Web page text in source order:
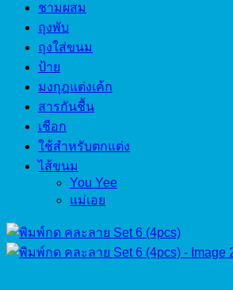
ชามผสม
ถุงพับ
ถุงใส่ขนม
ป้าย
มงกุฎแต่งเค้ก
สารกันชื้น
เชือก
ใช้สำหรับตกแต่ง
ไส้ขนม
You Yee
แม่เอย